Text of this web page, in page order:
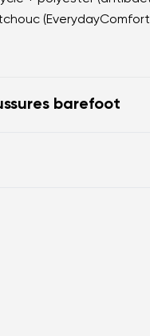
(EverydayComfort
barefoot
la chaussure offre un